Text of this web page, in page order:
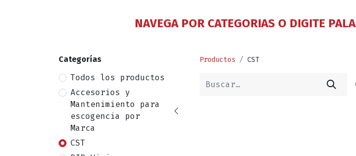
NAVEGA POR CATEGORIAS O DIGITE
Categorías
Todos los productos
Accesorios y
Mantenimiento para
escogencia por
Marca
CST
Productos CST